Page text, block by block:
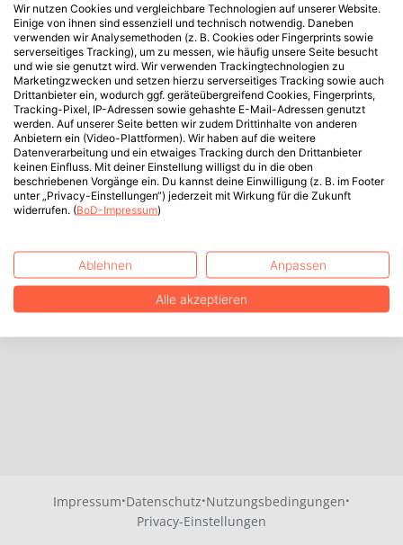
Impressum·Datenschutz·Nutzungsbedingungen·
Privacy-Einstellungen
Wir nutzen Cookies und vergleichbare Technologien auf unserer Website.
Einige von ihnen sind essenziell und technisch notwendig. Daneben
verwenden wir Analysemethoden (z. B. Cookies oder Fingerprints sowie
serverseitiges Tracking), um zu messen, wie häufig unsere Seite besucht
und wie sie genutzt wird. Wir verwenden Trackingtechnologien zu
Marketingzwecken und setzen hierzu serverseitiges Tracking sowie auch
Drittanbieter ein, wodurch ggf. geräteübergreifend Cookies, Fingerprints,
Tracking-Pixel, IP-Adressen sowie gehashte E-Mail-Adressen genutzt
werden. Auf unserer Seite betten wir zudem Drittinhalte von anderen
Anbietern ein (Video-Plattformen). Wir haben auf die weitere
Datenverarbeitung und ein etwaiges Tracking durch den Drittanbieter
keinen Einfluss. Mit deiner Einstellung willigst du in die oben
beschriebenen Vorgänge ein. Du kannst deine Einwilligung (z. B. im Footer
unter „Privacy-Einstellungen“) jederzeit mit Wirkung für die Zukunft
widerrufen. (BoD-Impressum)
Ablehnen Anpassen
Alle akzeptieren